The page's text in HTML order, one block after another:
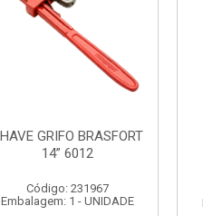
ABAJOUR LED
BRASFORT COB MESA
Código: 310379
Embalagem: 1 - UNIDADE